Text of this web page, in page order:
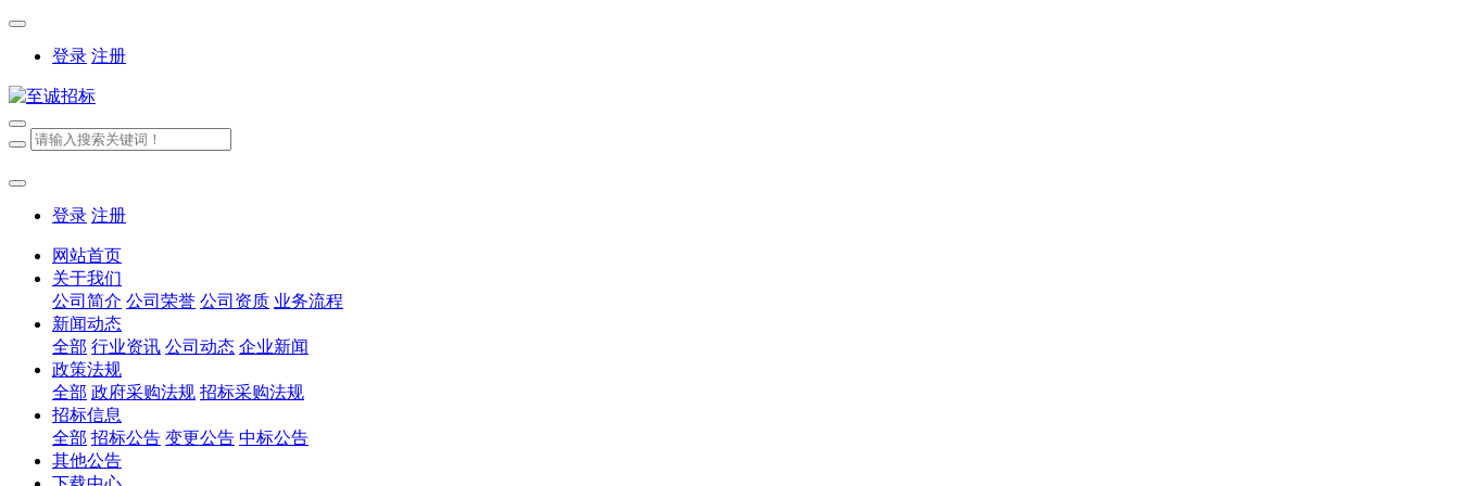
登录 注册
登录 注册
网站首页
关于我们
公司简介 公司荣誉 公司资质 业务流程
新闻动态
全部 行业资讯 公司动态 企业新闻
政策法规
全部 政府采购法规 招标采购法规
招标信息
全部 招标公告 变更公告 中标公告
其他公告